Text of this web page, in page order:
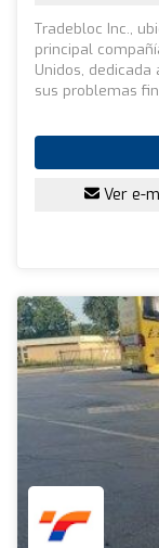
Tradebloc Inc.,
principal
Unidos,
sus problemas
Ver e-